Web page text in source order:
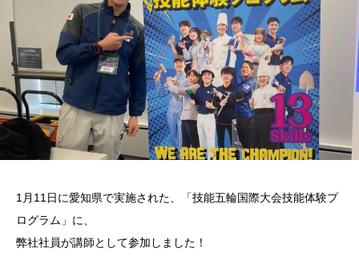
1月11日に愛知県で実施された、「技能五輪国際大会技能体験プ
ログラム」に、
弊社社員が講師として参加しました！